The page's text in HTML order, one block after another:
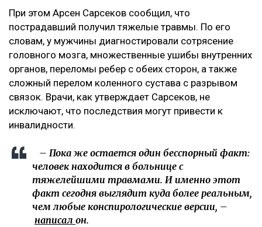
При этом Арсен Сарсеков сообщил, что
пострадавший получил тяжелые травмы. По его
словам, у мужчины диагностировали сотрясение
головного мозга, множественные ушибы внутренних
органов, переломы ребер с обеих сторон, а также
сложный перелом коленного сустава с разрывом
связок. Врачи, как утверждает Сарсеков, не
исключают, что последствия могут привести к
инвалидности.
– Пока же остается один бесспорный факт:
человек находится в больнице с
тяжелейшими травмами. И именно этот
факт сегодня выглядит куда более реальным,
чем любые конспирологические версии, –
написал он.